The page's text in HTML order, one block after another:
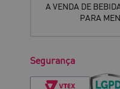
A VENDA DE
PARA
Segurança